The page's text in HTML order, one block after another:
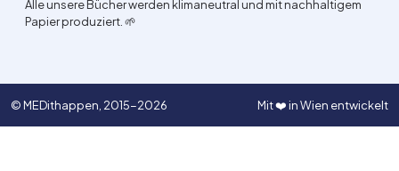
Alle unsere Bücher werden klimaneutral und mit nachhaltigem
Papier produziert. 🌱
© MEDithappen, 2015-2026 Mit ❤️ in Wien entwickelt